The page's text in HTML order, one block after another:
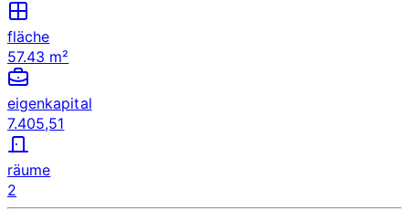
fläche
57.43 m²
eigenkapital
7.405,51
räume
2